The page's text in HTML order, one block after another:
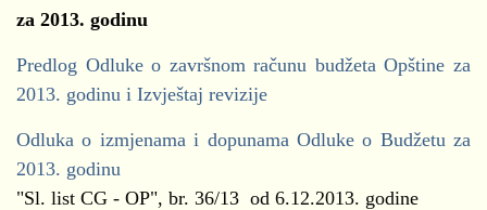
za 2013. godinu
Predlog Odluke o završnom računu budžeta Opštine za
2013. godinu i Izvještaj revizije
Odluka o izmjenama i dopunama Odluke o Budžetu za
2013. godinu
"Sl. list CG - OP", br. 36/13 od 6.12.2013. godine